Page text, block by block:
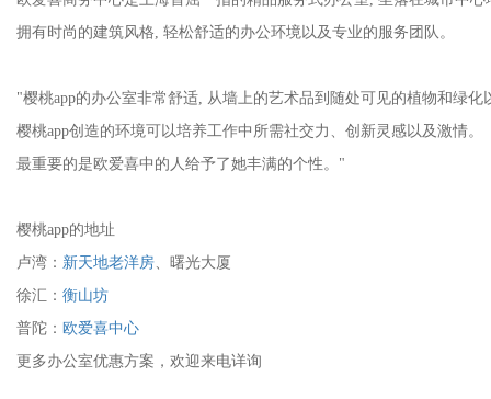
拥有时尚的建筑风格, 轻松舒适的办公环境以及专业的服务团队。
"樱桃app的办公室非常舒适, 从墙上的艺术品到随处可见的植物和绿化
樱桃app创造的环境可以培养工作中所需社交力、创新灵感以及激情。
最重要的是欧爱喜中的人给予了她丰满的个性。"
樱桃app的地址
卢湾： 新天地老洋房 、曙光大厦
徐汇： 衡山坊
普陀： 欧爱喜中心
更多办公室优惠方案，欢迎来电详询